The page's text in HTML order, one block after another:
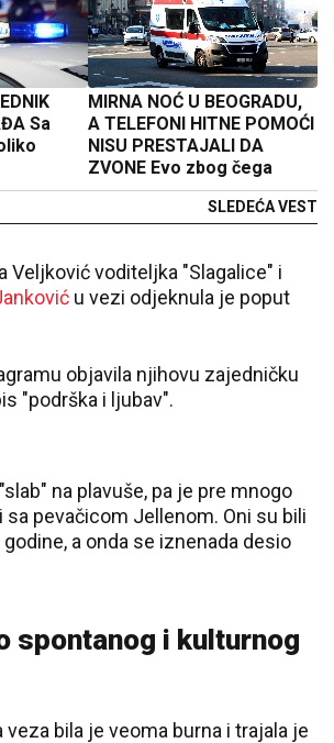
Sa
MIRNA NOĆ U BEOGRADU,
A TELEFONI HITNE POMOĆI
NISU PRESTAJALI DA
ZVONE Evo zbog čega
SLEDEĆA VEST
Veljković voditeljka "Slagalice" i
u vezi odjeknula je poput
objavila njihovu zajedničku
"podrška i ljubav".
na plavuše, pa je pre mnogo
sa pevačicom Jellenom. Oni su bili
a onda se iznenada desio
spontanog i kulturnog
veza bila je veoma burna i trajala je